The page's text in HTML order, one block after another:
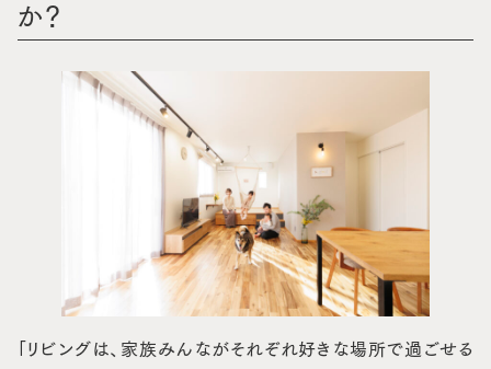
か？
「リビングは、家族みんながそれぞれ好きな場所で過ごせる